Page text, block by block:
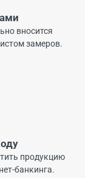
вносится
замеров.
продукцию
банкинга.